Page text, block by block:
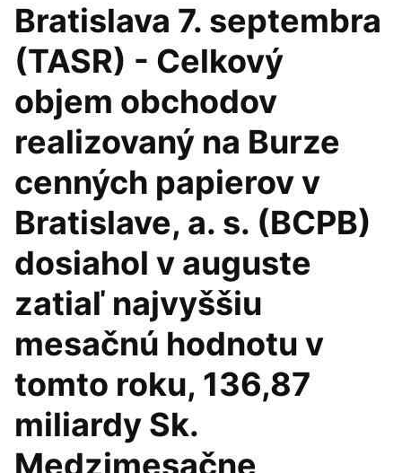
Bratislava 7. septembra
(TASR) - Celkový
objem obchodov
realizovaný na Burze
cenných papierov v
Bratislave, a. s. (BCPB)
dosiahol v auguste
zatiaľ najvyššiu
mesačnú hodnotu v
tomto roku, 136,87
miliardy Sk.
Medzimesačne